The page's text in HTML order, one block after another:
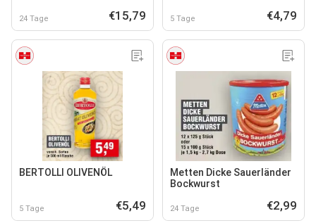
24 Tage €15,79 5 Tage €4,79
BERTOLLI OLIVENÖL
5 Tage €5,49
Metten Dicke Sauerländer
Bockwurst
24 Tage €2,99